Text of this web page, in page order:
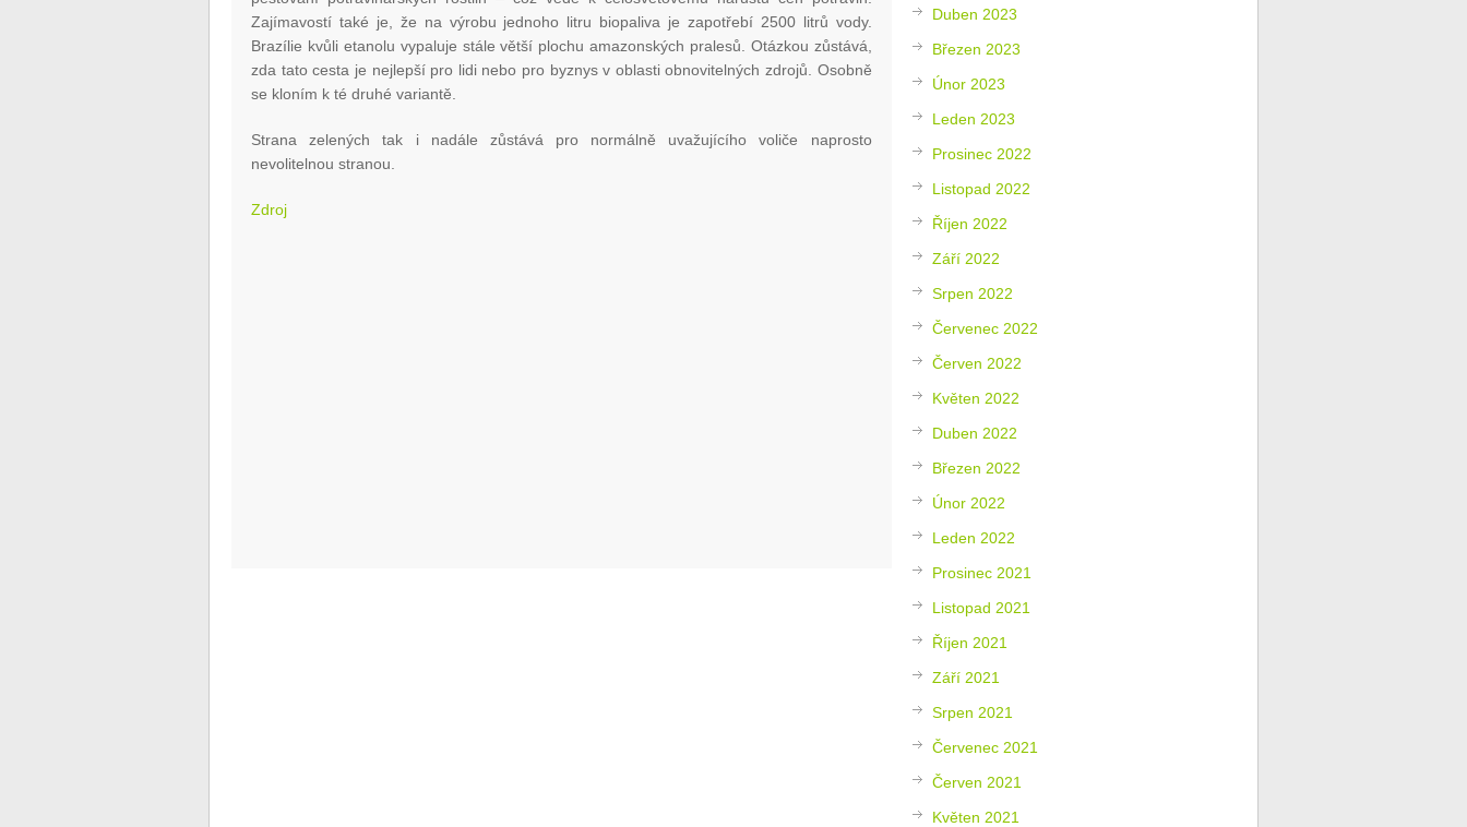
Zajímavostí také je, že na výrobu jednoho litru biopaliva je zapotřebí 2500 litrů vody.
Brazílie kvůli etanolu vypaluje stále větší plochu amazonských pralesů. Otázkou zůstává,
zda tato cesta je nejlepší pro lidi nebo pro byznys v oblasti obnovitelných zdrojů. Osobně
se kloním k té druhé variantě.
Strana zelených tak i nadále zůstává pro normálně uvažujícího voliče naprosto
nevolitelnou stranou.
Zdroj
Duben 2023
Březen 2023
Únor 2023
Leden 2023
Prosinec 2022
Listopad 2022
Říjen 2022
Září 2022
Srpen 2022
Červenec 2022
Červen 2022
Květen 2022
Duben 2022
Březen 2022
Únor 2022
Leden 2022
Prosinec 2021
Listopad 2021
Říjen 2021
Září 2021
Srpen 2021
Červenec 2021
Červen 2021
Květen 2021